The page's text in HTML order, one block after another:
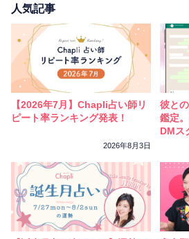
相性
人気記事
【2026年7月】Chapli占い師リ
ピート率ランキング発表！
2026年8月3日
彼と
鑑定
DMス